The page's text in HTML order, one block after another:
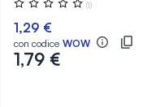
0%
(1)
1,29 €
con codice WOW
1,79 €